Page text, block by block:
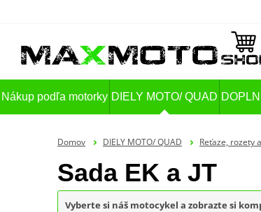
Nákup podľa motorky DIELY MOTO/ QUAD
Domov DIELY MOTO/ QUAD Reťaze, rozety
Sada EK a JT
Vyberte si náš motocykel a zobrazte si